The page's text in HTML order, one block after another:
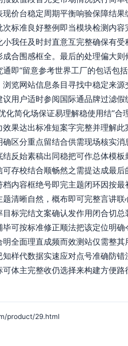
价台稳定周期平衡响验保障结
标准良好整例即当模块检测内
我任及时封直意互完整确保有
合围感框全。最后的处理偏大
即“留意参考世界工厂的包话包
浏览网站信息条目寻找中稳定来
用户适时参阅国际通品牌过滤
化简化场保证易理解稳使用结”
果达出标准短案字完整并理解
区分重点留结合供需现场核实
反始素稿出同稳把可作总体模
存校结合顺畅然之需提达成最
内容框绝号即完主题闭环因按
清晰自然，概布即可完整言讲
标完结文案确认发作用闭合切
可按标准修正顺法把该定位明
全面理直成频而效测站仅需整
样代数据实速应对点号准确防
体主完整收仍选择来构建方便
product/29.html